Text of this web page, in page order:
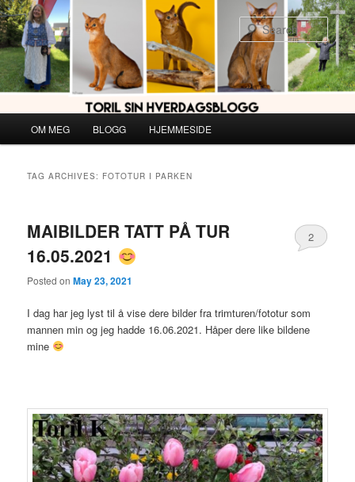
Skip
to
primary
content
Skip
to
secondary
content
OM MEG BLOGG HJEMMESIDE
TAG ARCHIVES: FOTOTUR I PARKEN
MAIBILDER TATT PÅ TUR
16.05.2021
Posted onMay 23, 2021
2
I dag har jeg lyst til å vise dere bilder fra trimturen/fototur som
mannen min og jeg hadde 16.06.2021. Håper dere like bildene
mine